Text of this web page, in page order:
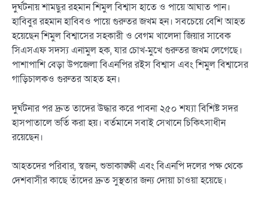
দুর্ঘটনায় শামছুর রহমান শিমুল বিশ্বাস হাতে ও পায়ে আঘাত পান।
হাবিবুর রহমান হাবিবও পায়ে গুরুতর জখম হন। সবচেয়ে বেশি আহত
হয়েছেন শিমুল বিশ্বাসের সহকারী ও বেগম খালেদা জিয়ার সাবেক
সিএসএফ সদস্য এনামুল হক, যার চোখ-মুখে গুরুতর জখম লেগেছে।
পাশাপাশি বেড়া উপজেলা বিএনপির রইস বিশ্বাস এবং শিমুল বিশ্বাসের
গাড়িচালকও গুরুতর আহত হন।
দুর্ঘটনার পর দ্রুত তাদের উদ্ধার করে পাবনা ২৫০ শয্যা বিশিষ্ট সদর
হাসপাতালে ভর্তি করা হয়। বর্তমানে সবাই সেখানে চিকিৎসাধীন
রয়েছেন।
আহতদের পরিবার, স্বজন, শুভাকাঙ্ক্ষী এবং বিএনপি দলের পক্ষ থেকে
দেশবাসীর কাছে তাঁদের দ্রুত সুস্থতার জন্য দোয়া চাওয়া হয়েছে।